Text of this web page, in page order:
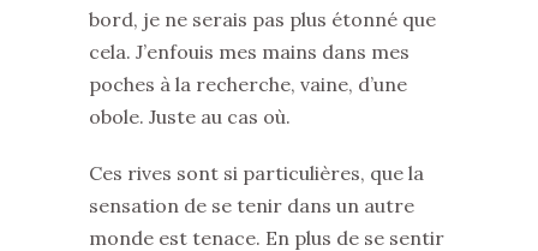
bord, je ne serais pas plus étonné que
cela. J’enfouis mes mains dans mes
poches à la recherche, vaine, d’une
obole. Juste au cas où.
Ces rives sont si particulières, que la
sensation de se tenir dans un autre
monde est tenace. En plus de se sentir